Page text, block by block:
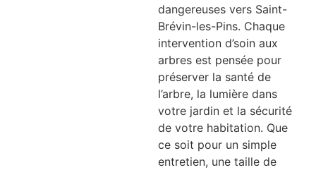
dangereuses vers Saint-
Brévin-les-Pins. Chaque
intervention d’soin aux
arbres est pensée pour
préserver la santé de
l’arbre, la lumière dans
votre jardin et la sécurité
de votre habitation. Que
ce soit pour un simple
entretien, une taille de